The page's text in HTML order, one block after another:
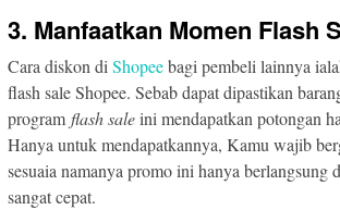
3. Manfaatkan Momen Flash
Cara diskon diShopeebagi pembeli lainnya
flash sale Shopee. Sebab dapat dipastikan
program flash saleini mendapatkan potongan
Hanya untuk mendapatkannya, Kamu wajib
sesuaia namanya promo ini hanya berlangsung
sangat cepat.